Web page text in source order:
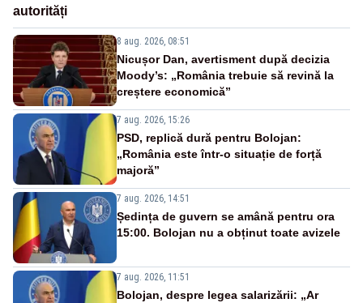
autorități
8 aug. 2026, 08:51
Nicușor Dan, avertisment după decizia
Moody’s: „România trebuie să revină la
creștere economică”
7 aug. 2026, 15:26
PSD, replică dură pentru Bolojan:
„România este într-o situație de forță
majoră”
7 aug. 2026, 14:51
Ședința de guvern se amână pentru ora
15:00. Bolojan nu a obținut toate avizele
7 aug. 2026, 11:51
Bolojan, despre legea salarizării: „Ar